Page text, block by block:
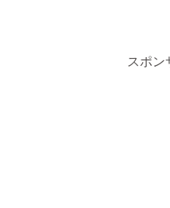
スポン